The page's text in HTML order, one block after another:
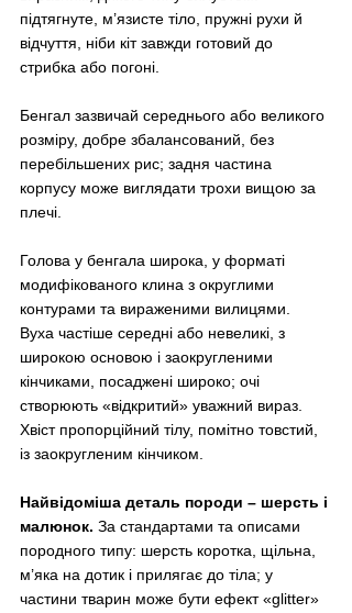
підтягнуте, м’язисте тіло, пружні рухи й
відчуття, ніби кіт завжди готовий до
стрибка або погоні.
Бенгал зазвичай середнього або великого
розміру, добре збалансований, без
перебільшених рис; задня частина
корпусу може виглядати трохи вищою за
плечі.
Голова у бенгала широка, у форматі
модифікованого клина з округлими
контурами та вираженими вилицями.
Вуха частіше середні або невеликі, з
широкою основою і заокругленими
кінчиками, посаджені широко; очі
створюють «відкритий» уважний вираз.
Хвіст пропорційний тілу, помітно товстий,
із заокругленим кінчиком.
Найвідоміша деталь породи – шерсть і
малюнок. За стандартами та описами
породного типу: шерсть коротка, щільна,
м’яка на дотик і прилягає до тіла; у
частини тварин може бути ефект «glitter»